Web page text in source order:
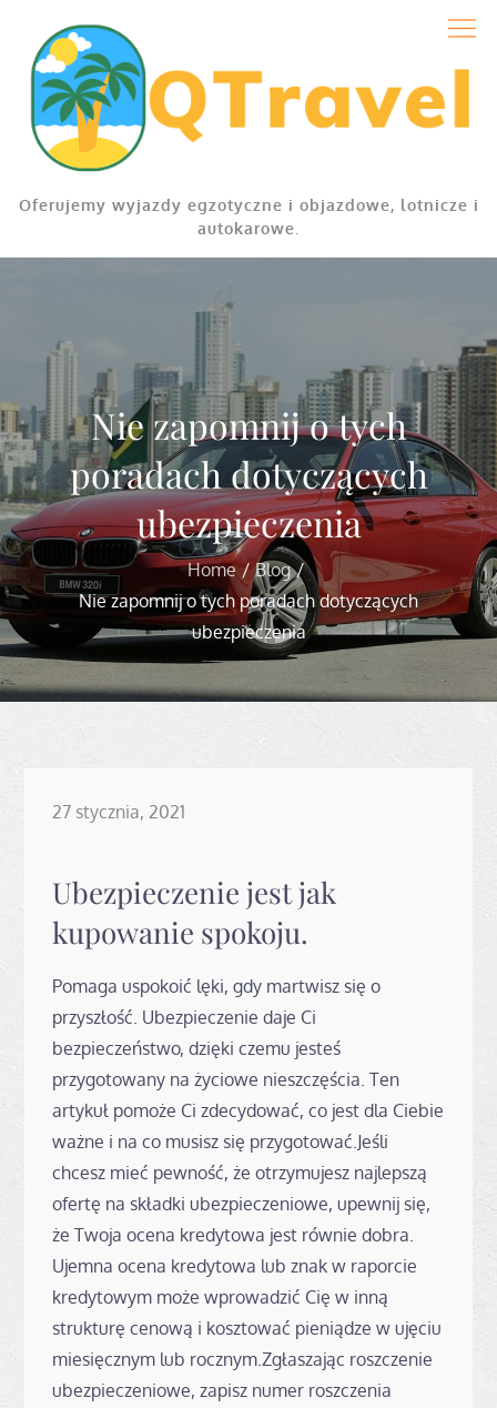
content
Oferujemy wyjazdy egzotyczne i objazdowe, lotnicze i
autokarowe.
Nie zapomnij o tych
poradach dotyczących
ubezpieczenia
Home
Blog
Nie zapomnij o tych poradach dotyczących
ubezpieczenia
Posted
27 stycznia, 2021
Ubezpieczenie jest jak
kupowanie spokoju.
Pomaga uspokoić lęki, gdy martwisz się o
przyszłość. Ubezpieczenie daje Ci
bezpieczeństwo, dzięki czemu jesteś
przygotowany na życiowe nieszczęścia. Ten
artykuł pomoże Ci zdecydować, co jest dla Ciebie
ważne i na co musisz się przygotować.Jeśli
chcesz mieć pewność, że otrzymujesz najlepszą
ofertę na składki ubezpieczeniowe, upewnij się,
że Twoja ocena kredytowa jest równie dobra.
Ujemna ocena kredytowa lub znak w raporcie
kredytowym może wprowadzić Cię w inną
strukturę cenową i kosztować pieniądze w ujęciu
miesięcznym lub rocznym.Zgłaszając roszczenie
ubezpieczeniowe, zapisz numer roszczenia